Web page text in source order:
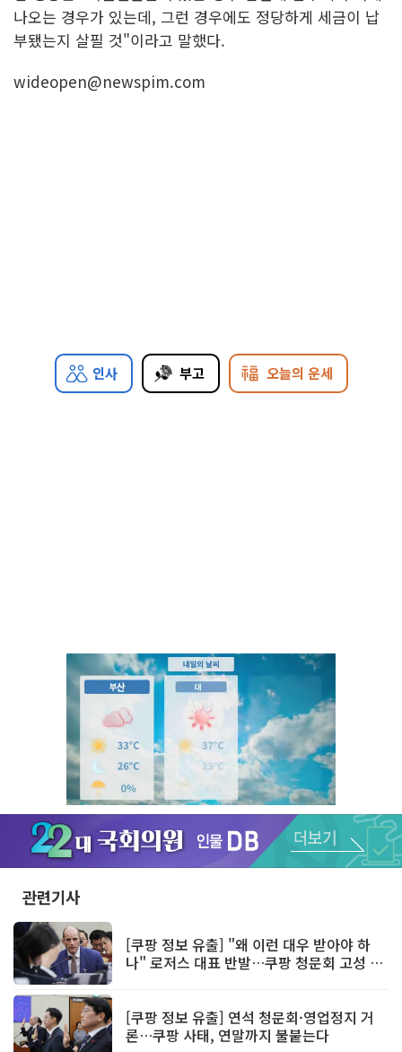
나오는 경우가 있는데, 그런 경우에도 정당하게 세금이 납
부됐는지 살필 것"이라고 말했다.
wideopen@newspim.com
인사 부고 오늘의 운세
Unmute
관련기사
[쿠팡 정보 유출] "왜 이런 대우 받아야 하
나" 로저스 대표 반발…쿠팡 청문회 고성 충
[쿠팡 정보 유출] 연석 청문회·영업정지 거
론…쿠팡 사태, 연말까지 불붙는다